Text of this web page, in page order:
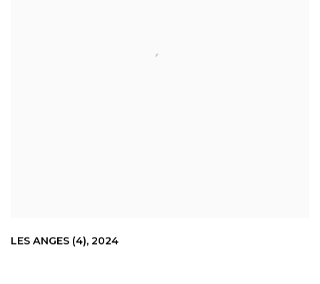
LES ANGES (4), 2024